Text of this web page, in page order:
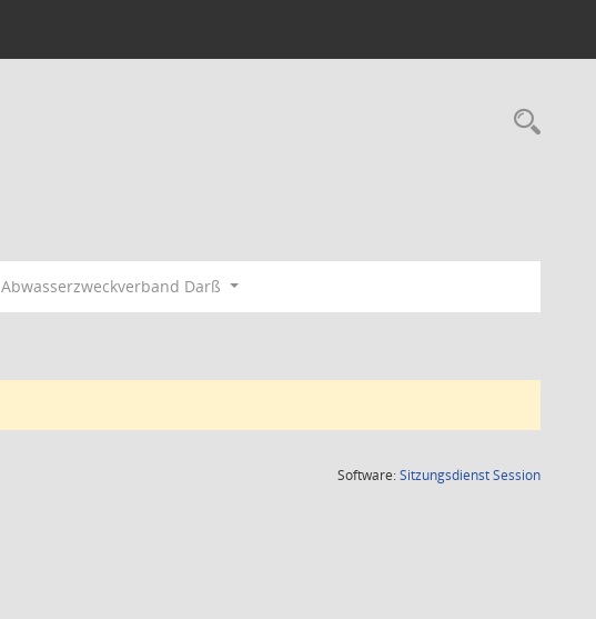
Abwasserzweckverband Darß
Software:SitzungsdienstSession(Wird in